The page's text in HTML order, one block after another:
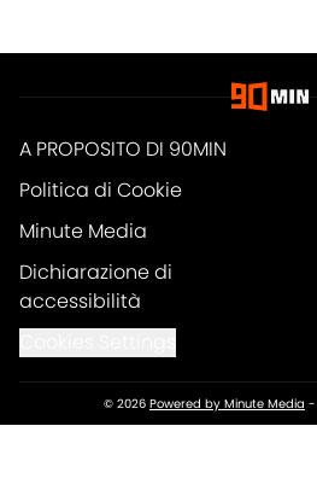
A PROPOSITO DI 90MIN
Politica di Cookie
Minute Media
Dichiarazione di
accessibilità
© 2026 Powered by Minute Media -